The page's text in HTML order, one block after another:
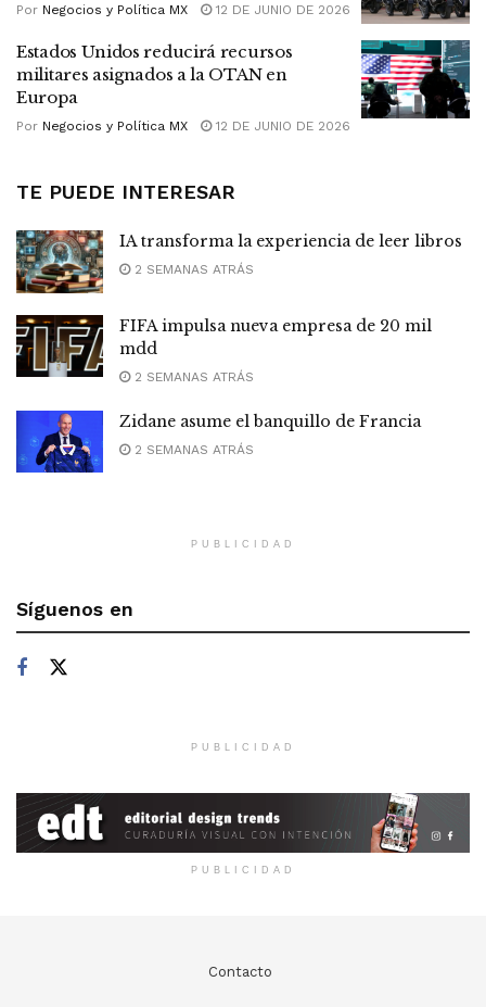
Por Negocios y Política MX 12 DE JUNIO DE 2026
Estados Unidos reducirá recursos
militares asignados a la OTAN en
Europa
Por Negocios y Política MX 12 DE JUNIO DE 2026
TE PUEDE INTERESAR
IA transforma la experiencia de leer libros
2 SEMANAS ATRÁS
FIFA impulsa nueva empresa de 20 mil
mdd
2 SEMANAS ATRÁS
Zidane asume el banquillo de Francia
2 SEMANAS ATRÁS
PUBLICIDAD
Síguenos en
PUBLICIDAD
PUBLICIDAD
Contacto